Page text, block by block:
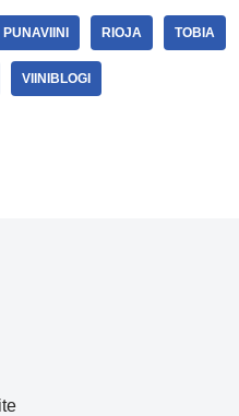
PUNAVIINI RIOJA TOBIA
VIINIBLOGI